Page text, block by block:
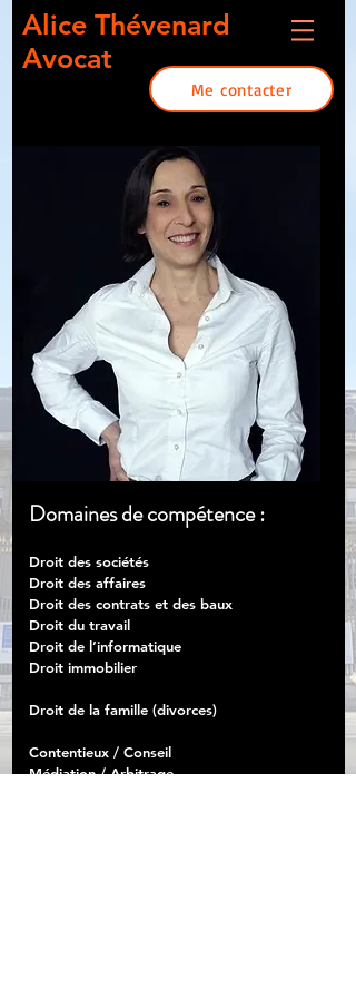
Alice Thévenard
Avocat
Me contacter
Domaines de compétence :
Droit des sociétés
Droit des affaires
Droit des contrats et des baux
Droit du travail
Droit de l’informatique
Droit immobilier
Droit de la famille (divorces)
Contentieux / Conseil
Médiation / Arbitrage